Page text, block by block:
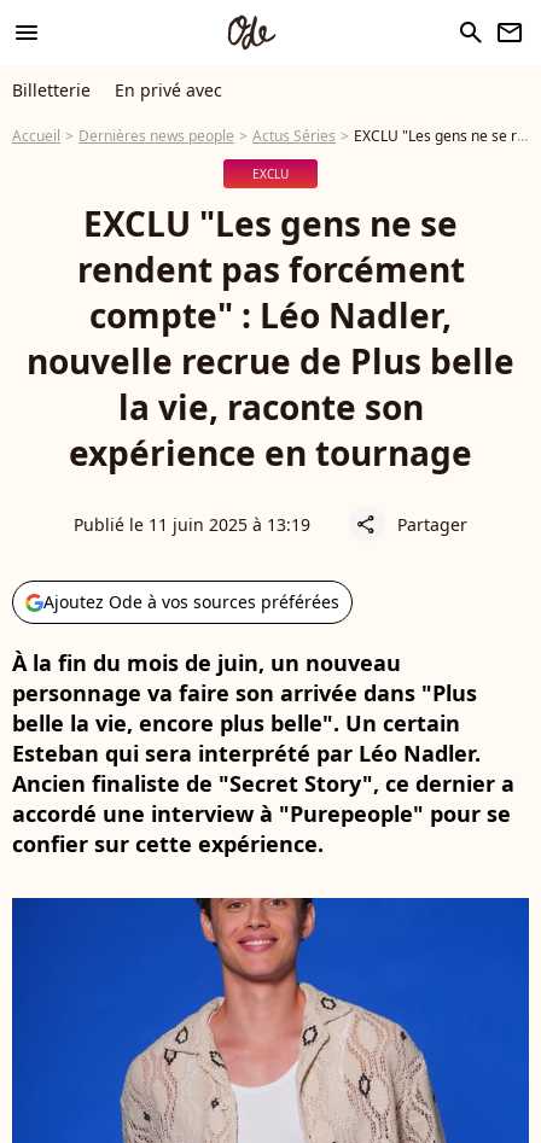
menu search newsletter
Billetterie En privé avec
Accueil Dernières news people Actus Séries EXCLU "Les gens ne se rendent pas forcément compte" : Léo Nadler, nouvelle recrue de Plus belle la vie, raconte son expérience en tournage
EXCLU
EXCLU "Les gens ne se
rendent pas forcément
compte" : Léo Nadler,
nouvelle recrue de Plus belle
la vie, raconte son
expérience en tournage
Publié le 11 juin 2025 à 13:19 share Partager
Ajoutez Ode à vos sources préférées
À la fin du mois de juin, un nouveau
personnage va faire son arrivée dans "Plus
belle la vie, encore plus belle". Un certain
Esteban qui sera interprété par Léo Nadler.
Ancien finaliste de "Secret Story", ce dernier a
accordé une interview à "Purepeople" pour se
confier sur cette expérience.